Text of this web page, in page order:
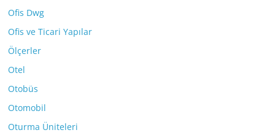
Ofis Dwg
Ofis ve Ticari Yapılar
Ölçerler
Otel
Otobüs
Otomobil
Oturma Üniteleri